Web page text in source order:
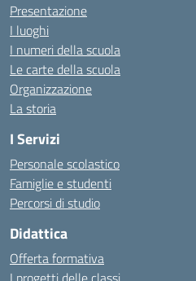
Presentazione
I luoghi
I numeri della scuola
Le carte della scuola
Organizzazione
La storia
I Servizi
Personale scolastico
Famiglie e studenti
Percorsi di studio
Didattica
Offerta formativa